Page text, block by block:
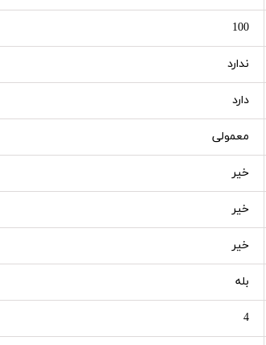
100
ندارد
دارد
معمولی
خیر
خیر
خیر
بله
4